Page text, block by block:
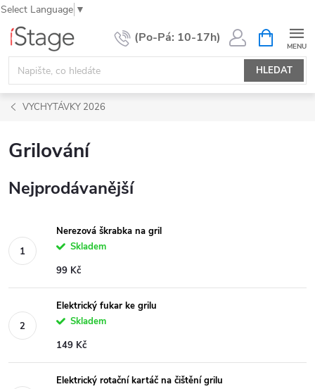
Select Language ▼
Přejít
obsah
HLEDAT
NÁKUPNÍ
KOŠÍK
VYCHYTÁVKY 2026
Grilování
Nejprodávanější
Nerezová škrabka na gril
Skladem
99 Kč
Elektrický fukar ke grilu
Skladem
149 Kč
Elektrický rotační kartáč na čištění grilu